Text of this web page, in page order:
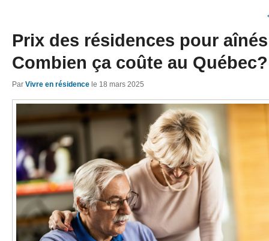
Prix des résidences pour
Combien ça coûte au Québec?
Par Vivre en résidence le 18 mars 2025